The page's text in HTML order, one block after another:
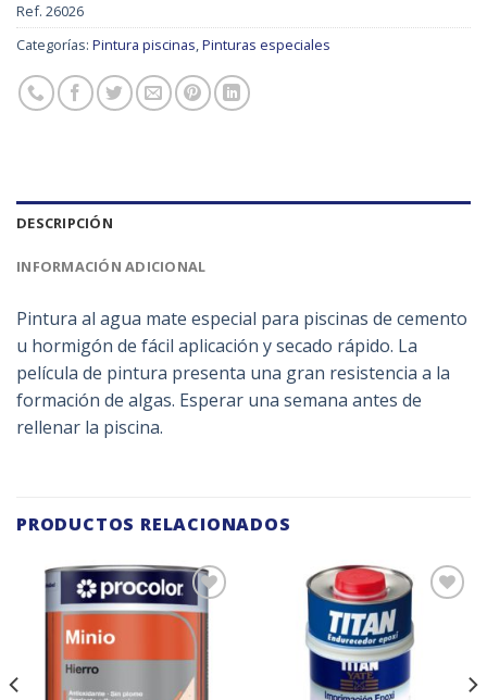
Ref. 26026
Categorías: Pintura piscinas,Pinturas especiales
DESCRIPCIÓN
INFORMACIÓN ADICIONAL
Pintura al agua mate especial para piscinas de cemento
u hormigón de fácil aplicación y secado rápido. La
película de pintura presenta una gran resistencia a la
formación de algas. Esperar una semana antes de
rellenar la piscina.
PRODUCTOS RELACIONADOS
Añadir
a la
lista de